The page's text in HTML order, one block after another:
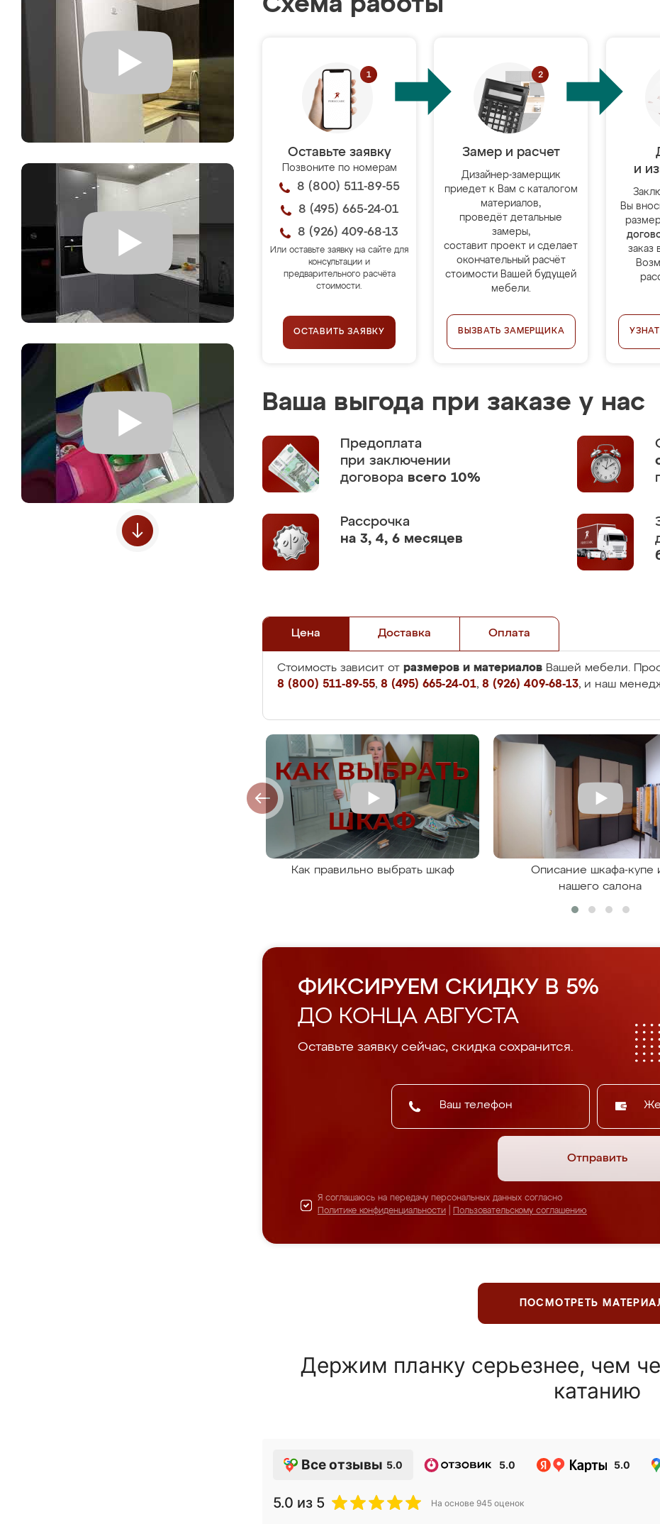
Оставьте заявку
Позвоните по номерам
8 (800) 511-89-55
8 (495) 665-24-01
8 (926) 409-68-13
Или оставьте заявку на сайте для
консультации и
предварительного расчёта
стоимости.
ОСТАВИТЬ ЗАЯВКУ
Замер и расчет
Дизайнер-замерщик
приедет к Вам с каталогом
материалов,
проведёт детальные
замеры,
составит проект и сделает
окончательный расчёт
стоимости Вашей будущей
мебели.
ВЫЗВАТЬ ЗАМЕРЩИКА
и
Вы
заказ
Ваша выгода при заказе у нас
Предоплата
при заключении
договора всего 10%
Рассрочка
на 3, 4, 6 месяцев
Цена Доставка Оплата
Стоимость зависит от размеров и материалов Вашей мебели.
8 (800) 511-89-55, 8 (495) 665-24-01, 8 (926) 409-68-13, и наш
Как правильно выбрать шкаф
Описание шкафа-купе
нашего салона
ФИКСИРУЕМ СКИДКУ В 5%
ДО КОНЦА АВГУСТА
Оставьте заявку сейчас, скидка сохранится.
Отправить
Я соглашаюсь на передачу персональных данных согласно
Политике конфиденциальности
Пользовательскому соглашению
ПОСМОТРЕТЬ
Держим планку серьезнее, чем
катанию
Все отзывы 5.0 5.0 5.0
5.0 из 5 На основе 945 оценок